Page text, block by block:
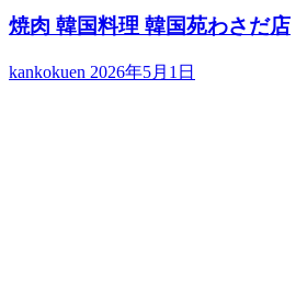
焼肉 韓国料理 韓国苑わさだ店
kankokuen 2026年5月1日